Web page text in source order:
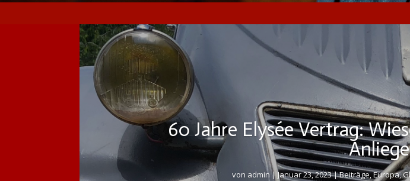
60 Jahre Elysée Vertrag:
von admin| Januar 23, 2023|Beiträge,Europa,